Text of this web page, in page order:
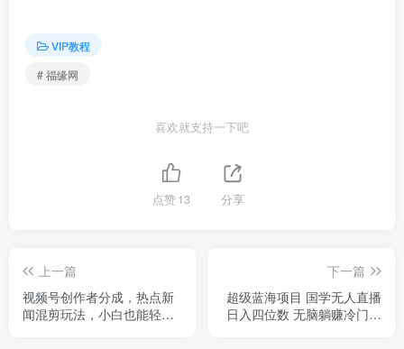
VIP教程
# 福缘网
喜欢就支持一下吧
点赞13 分享
上一篇
视频号创作者分成，热点新
闻混剪玩法，小白也能轻松
下一篇
超级蓝海项目 国学无人直播
日入四位数 无脑躺赚冷门赛